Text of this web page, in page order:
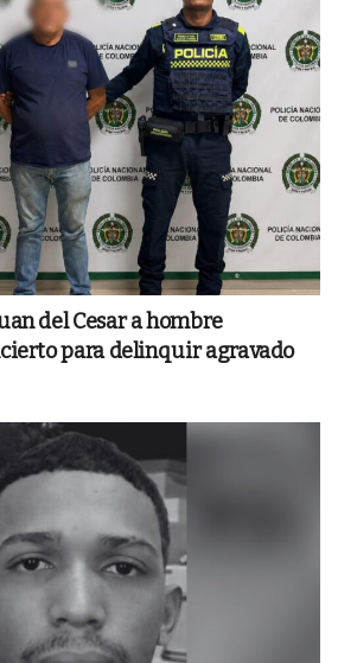
del Cesar a hombre
para delinquir agravado